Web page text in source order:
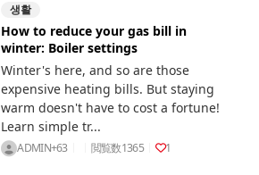
생활
How to reduce your gas bill in
winter: Boiler settings
Winter's here, and so are those
expensive heating bills. But staying
warm doesn't have to cost a fortune!
Learn simple tr...
ADMIN+63 閲覧数1365 1